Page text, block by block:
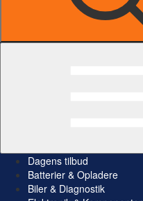
Dagens tilbud
Batterier & Opladere
Biler & Diagnostik